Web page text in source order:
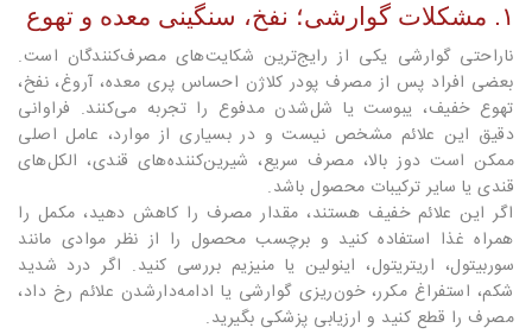
۱. مشکلات گوارشی؛ نفخ، سنگینی معده و تهوع
ناراحتی گوارشی یکی از رایج‌ترین شکایت‌های مصرف‌کنندگان است.
بعضی افراد پس از مصرف پودر کلاژن احساس پری معده، آروغ، نفخ،
تهوع خفیف، یبوست یا شل‌شدن مدفوع را تجربه می‌کنند. فراوانی
دقیق این علائم مشخص نیست و در بسیاری از موارد، عامل اصلی
ممکن است دوز بالا، مصرف سریع، شیرین‌کننده‌های قندی، الکل‌های
قندی یا سایر ترکیبات محصول باشد.
اگر این علائم خفیف هستند، مقدار مصرف را کاهش دهید، مکمل را
همراه غذا استفاده کنید و برچسب محصول را از نظر موادی مانند
سوربیتول، اریتریتول، اینولین یا منیزیم بررسی کنید. اگر درد شدید
شکم، استفراغ مکرر، خون‌ریزی گوارشی یا ادامه‌دارشدن علائم رخ داد،
مصرف را قطع کنید و ارزیابی پزشکی بگیرید.